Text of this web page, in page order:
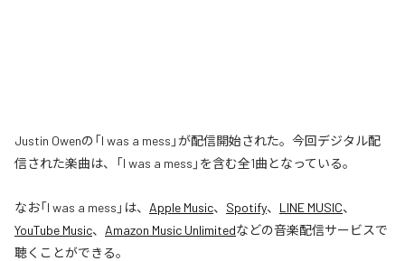
Justin Owenの「I was a mess」が配信開始された。今回デジタル配
信された楽曲は、「I was a mess」を含む全1曲となっている。
なお「I was a mess 」は、 Apple Music、 Spotify、 LINE MUSIC、
YouTube Music、 Amazon Music Unlimitedなどの音楽配信サービスで
聴くことができる。